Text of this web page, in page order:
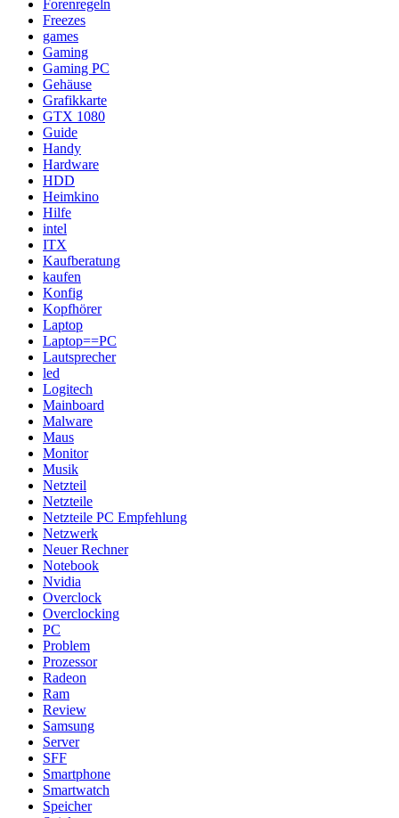
Forenregeln
Freezes
games
Gaming
Gaming PC
Gehäuse
Grafikkarte
GTX 1080
Guide
Handy
Hardware
HDD
Heimkino
Hilfe
intel
ITX
Kaufberatung
kaufen
Konfig
Kopfhörer
Laptop
Laptop==PC
Lautsprecher
led
Logitech
Mainboard
Malware
Maus
Monitor
Musik
Netzteil
Netzteile
Netzteile PC Empfehlung
Netzwerk
Neuer Rechner
Notebook
Nvidia
Overclock
Overclocking
PC
Problem
Prozessor
Radeon
Ram
Review
Samsung
Server
SFF
Smartphone
Smartwatch
Speicher